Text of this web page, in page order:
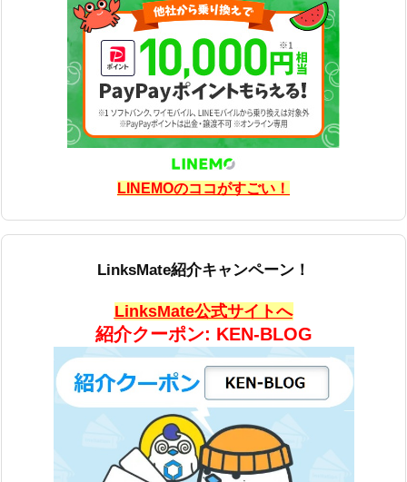
LINEMOのココがすごい！
LinksMate紹介キャンペーン！
LinksMate公式サイトへ
紹介クーポン: KEN-BLOG